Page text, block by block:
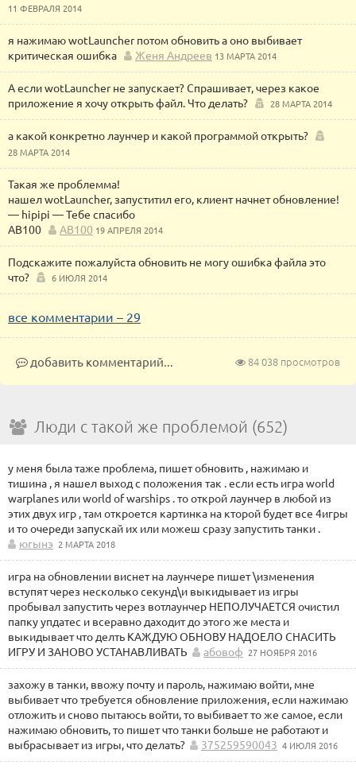
11 ФЕВРАЛЯ 2014
я нажимаю wotLauncher потом обновить а оно выбивает
критическая ошибка
Женя Андреев 13 МАРТА 2014
А если wotLauncher не запускает? Спрашивает, через какое
приложение я хочу открыть файл. Что делать?
28 МАРТА 2014
а какой конкретно лаунчер и какой программой открыть?
28 МАРТА 2014
Такая же проблемма!
нашел wotLauncher, запуститил его, клиент начнет обновление!
— hipipi — Тебе спасибо
AB100
AB100 19 АПРЕЛЯ 2014
Подскажите пожалуйста обновить не могу ошибка файла это
что?
6 ИЮЛЯ 2014
все комментарии – 29
84 038 просмотров
добавить комментарий...
Люди с такой же проблемой (652)
у меня была таже проблема, пишет обновить , нажимаю и
тишина , я нашел выход с положения так . если есть игра world
warplanes или world of warships . то открой лаунчер в любой из
этих двух игр , там откроется картинка на кторой будет все 4игры
и то очереди запускай их или можеш сразу запустить танки .
югынэ 2 МАРТА 2018
игра на обновлении виснет на лаунчере пишет \изменения
вступят через несколько секунд\и выкидывает из игры
пробывал запустить через вотлаунчер НЕПОЛУЧАЕТСЯ очистил
папку упдатес и всеравно даходит до этого же места и
выкидывает что делть КАЖДУЮ ОБНОВУ НАДОЕЛО СНАСИТЬ
ИГРУ И ЗАНОВО УСТАНАВЛИВАТЬ
абовоф 27 НОЯБРЯ 2016
захожу в танки, ввожу почту и пароль, нажимаю войти, мне
выбивает что требуется обновление приложения, если нажимаю
отложить и сново пытаюсь войти, то выбивает то же самое, если
нажимаю обновить, то пишет что танки больше не работают и
выбрасывает из игры, что делать?
375259590043 4 ИЮЛЯ 2016